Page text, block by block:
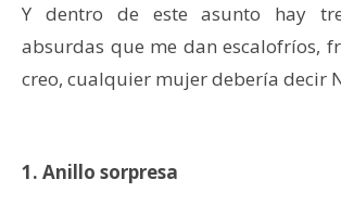
Y dentro de este asunto hay
absurdas que me dan escalofríos,
creo, cualquier mujer debería decir
1. Anillo sorpresa